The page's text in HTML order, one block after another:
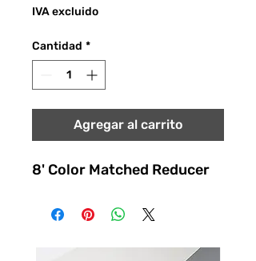
IVA excluido
Cantidad *
Agregar al carrito
8' Color Matched Reducer